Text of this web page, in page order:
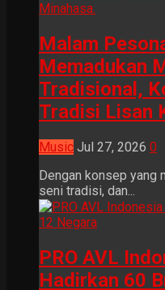
Malam
Memadukan
Tradisional,
Tradisi Lisan
Music Jul 27, 2026 0
Dengan konsep yang
seni tradisi, dan...
PRO AVL
Hadirkan 60